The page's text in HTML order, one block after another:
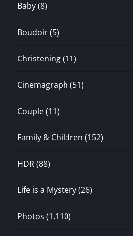
Baby(8)
Boudoir(5)
Christening(11)
Cinemagraph (51)
Couple(11)
Family & Children (152)
HDR(88)
Life is a Mystery(26)
Photos (1,110)